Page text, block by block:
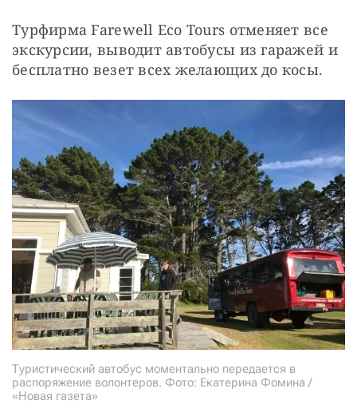
Турфирма Farewell Eco Tours отменяет все
экскурсии, выводит автобусы из гаражей и
бесплатно везет всех желающих до косы.
Туристический автобус моментально передается в
распоряжение волонтеров. Фото: Екатерина Фомина /
«Новая газета»